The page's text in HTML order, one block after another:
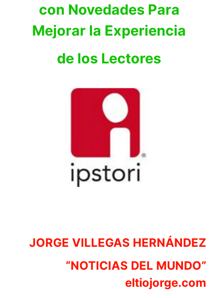
con Novedades Para
Mejorar la Experiencia
de los Lectores
JORGE VILLEGAS HERNÁNDEZ
“NOTICIAS DEL MUNDO”
eltiojorge.com